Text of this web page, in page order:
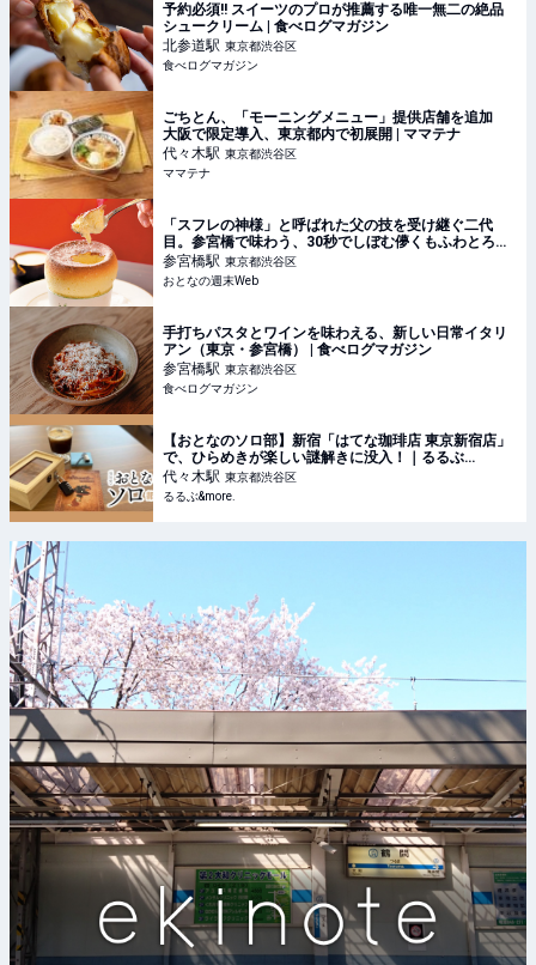
予約必須!! スイーツのプロが推薦する唯一無二の絶品
シュークリーム | 食べログマガジン
北参道駅 東京都渋谷区
食べログマガジン
ごちとん、「モーニングメニュー」提供店舗を追加
大阪で限定導入、東京都内で初展開 | ママテナ
代々木駅 東京都渋谷区
ママテナ
「スフレの神様」と呼ばれた父の技を受け継ぐ二代
目。参宮橋で味わう、30秒でしぼむ儚くもふわとろの
一皿
参宮橋駅 東京都渋谷区
おとなの週末Web
手打ちパスタとワインを味わえる、新しい日常イタリ
アン（東京・参宮橋） | 食べログマガジン
参宮橋駅 東京都渋谷区
食べログマガジン
【おとなのソロ部】新宿「はてな珈琲店 東京新宿店」
で、ひらめきが楽しい謎解きに没入！｜るるぶ
&more.
代々木駅 東京都渋谷区
るるぶ&more.